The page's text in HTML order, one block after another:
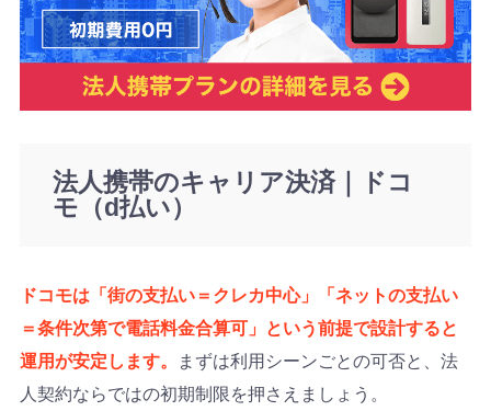
法人携帯のキャリア決済｜ドコ
モ（d払い）
ドコモは「街の支払い＝クレカ中心」「ネットの支払い
＝条件次第で電話料金合算可」という前提で設計すると
運用が安定します。
まずは利用シーンごとの可否と、法
人契約ならではの初期制限を押さえましょう。